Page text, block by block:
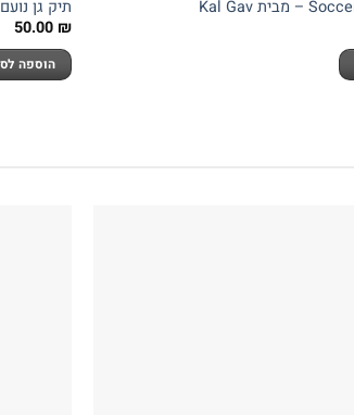
תיק גן נועם Unicorn – מבית Kal Gav
50.00 ₪
הוספה